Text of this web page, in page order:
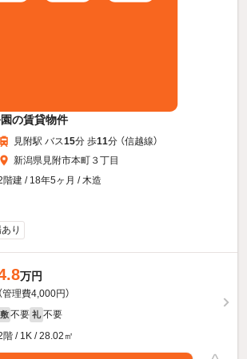
の賃貸物件
見附駅 バス15分 歩11分 （信越線）
新潟県見附市本町３丁目
階建 / 18年5ヶ月 / 木造
り
万円
（管理費4,000円）
敷 不要 礼 不要
階 / 1K / 28.02㎡